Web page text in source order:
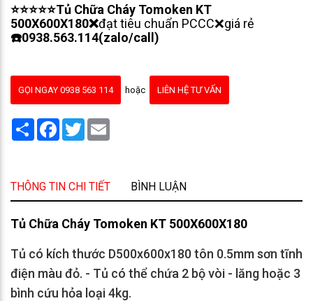
⭐⭐⭐⭐⭐Tủ Chữa Cháy Tomoken KT
500X600X180❌đạt tiêu chuẩn PCCC❌giá rẻ
☎️0938.563.114(zalo/call)
GỌI NGAY 0938 563 114 hoặc LIÊN HỆ TƯ VẤN
Share Facebook
Twitter
THÔNG TIN CHI TIẾT BÌNH LUẬN
Tủ Chữa Cháy Tomoken KT 500X600X180
Tủ có kích thước D500x600x180 tôn 0.5mm sơn tĩnh
điện màu đỏ. - Tủ có thể chứa 2 bộ vòi - lăng hoặc 3
bình cứu hỏa loại 4kg.